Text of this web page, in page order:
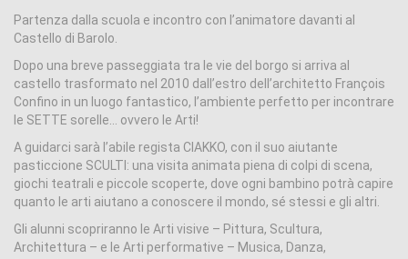
Partenza dalla scuola e incontro con l’animatore davanti al
Castello di Barolo.
Dopo una breve passeggiata tra le vie del borgo si arriva al
castello trasformato nel 2010 dall’estro dell’architetto François
Confino in un luogo fantastico, l’ambiente perfetto per incontrare
le SETTE sorelle… ovvero le Arti!
A guidarci sarà l’abile regista CIAKKO, con il suo aiutante
pasticcione SCULTI: una visita animata piena di colpi di scena,
giochi teatrali e piccole scoperte, dove ogni bambino potrà capire
quanto le arti aiutano a conoscere il mondo, sé stessi e gli altri.
Gli alunni scopriranno le Arti visive – Pittura, Scultura,
Architettura – e le Arti performative – Musica, Danza,